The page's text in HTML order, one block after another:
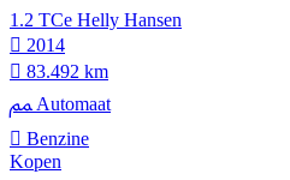
1.2 TCe Helly Hansen
2014
83.492 km
Automaat
Benzine
Kopen